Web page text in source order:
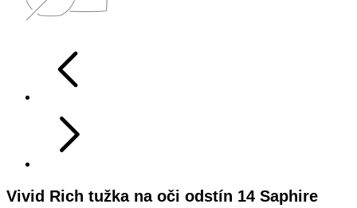
Vivid Rich tužka na oči odstín 14 Saphire